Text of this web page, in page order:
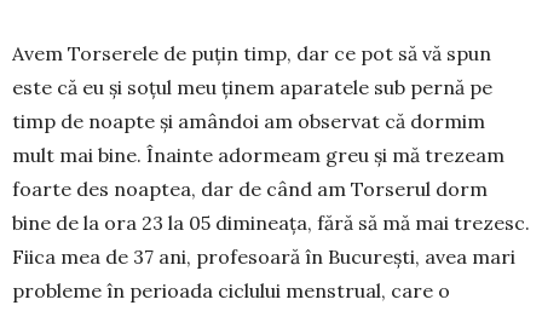
Avem Torserele de puţin timp, dar ce pot să vă spun
este că eu şi soţul meu ţinem aparatele sub pernă pe
timp de noapte şi amândoi am observat că dormim
mult mai bine. Înainte adormeam greu şi mă trezeam
foarte des noaptea, dar de când am Torserul dorm
bine de la ora 23 la 05 dimineaţa, fără să mă mai trezesc.
Fiica mea de 37 ani, profesoară în Bucureşti, avea mari
probleme în perioada ciclului menstrual, care o